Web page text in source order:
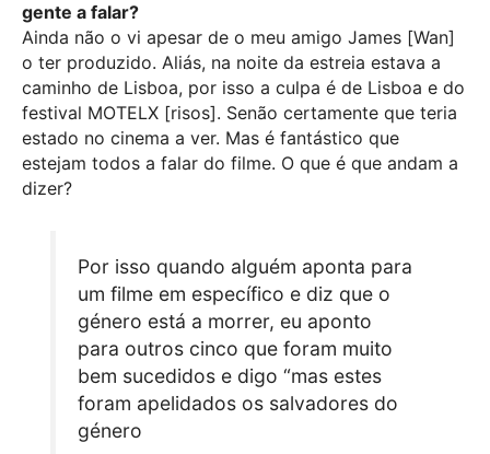
gente a falar?
Ainda não o vi apesar de o meu amigo James [Wan]
o ter produzido. Aliás, na noite da estreia estava a
caminho de Lisboa, por isso a culpa é de Lisboa e do
festival MOTELX [risos]. Senão certamente que teria
estado no cinema a ver. Mas é fantástico que
estejam todos a falar do filme. O que é que andam a
dizer?
Por isso quando alguém aponta para
um filme em específico e diz que o
género está a morrer, eu aponto
para outros cinco que foram muito
bem sucedidos e digo “mas estes
foram apelidados os salvadores do
género